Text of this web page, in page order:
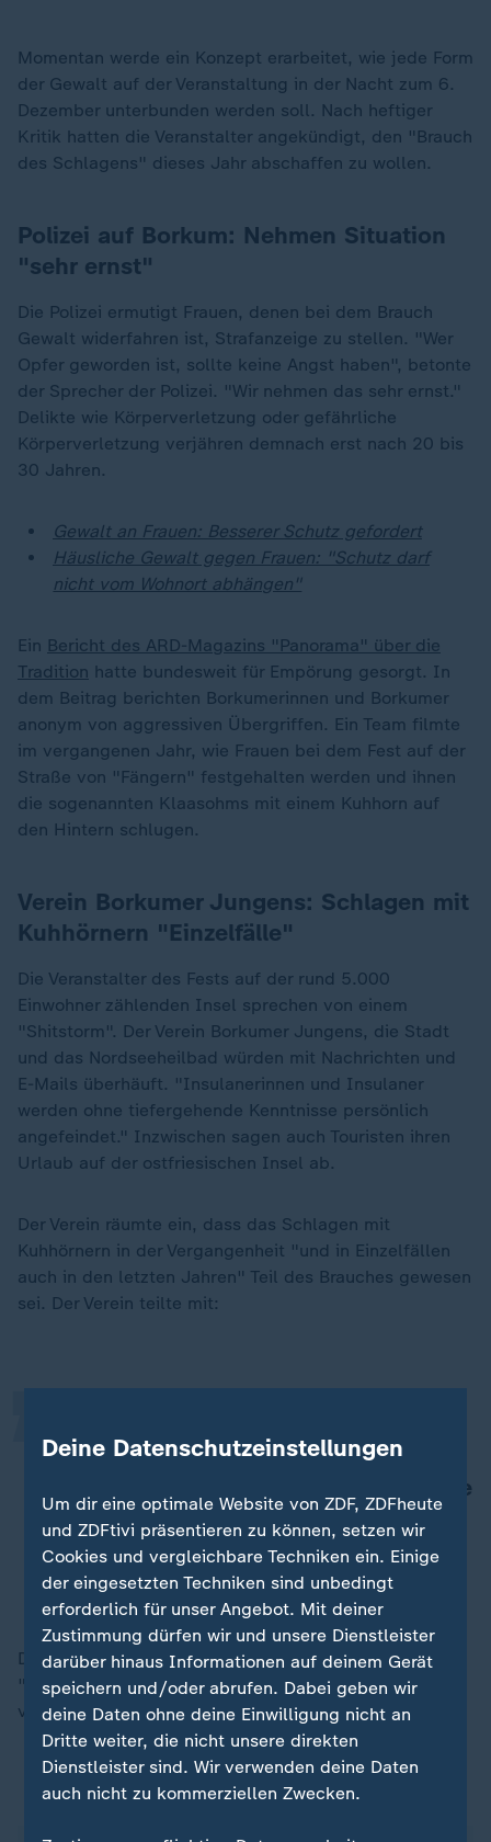
Momentan werde ein Konzept erarbeitet, wie jede Form
der Gewalt auf der Veranstaltung in der Nacht zum 6.
Dezember unterbunden werden soll. Nach heftiger
Kritik hatten die Veranstalter angekündigt, den "Brauch
des Schlagens" dieses Jahr abschaffen zu wollen.
Polizei auf Borkum: Nehmen Situation
"sehr ernst"
Die Polizei ermutigt Frauen, denen bei dem Brauch
Gewalt widerfahren ist, Strafanzeige zu stellen. "Wer
Opfer geworden ist, sollte keine Angst haben", betonte
der Sprecher der Polizei. "Wir nehmen das sehr ernst."
Delikte wie Körperverletzung oder gefährliche
Körperverletzung verjähren demnach erst nach 20 bis
30 Jahren.
Gewalt an Frauen: Besserer Schutz gefordert
Häusliche Gewalt gegen Frauen: "Schutz darf
nicht vom Wohnort abhängen"
Ein Bericht des ARD-Magazins "Panorama" über die
Tradition hatte bundesweit für Empörung gesorgt. In
dem Beitrag berichten Borkumerinnen und Borkumer
anonym von aggressiven Übergriffen. Ein Team filmte
im vergangenen Jahr, wie Frauen bei dem Fest auf der
Straße von "Fängern" festgehalten werden und ihnen
die sogenannten Klaasohms mit einem Kuhhorn auf
den Hintern schlugen.
Verein Borkumer Jungens: Schlagen mit
Kuhhörnern "Einzelfälle"
Die Veranstalter des Fests auf der rund 5.000
Einwohner zählenden Insel sprechen von einem
"Shitstorm". Der Verein Borkumer Jungens, die Stadt
und das Nordseeheilbad würden mit Nachrichten und
E-Mails überhäuft. "Insulanerinnen und Insulaner
werden ohne tiefergehende Kenntnisse persönlich
angefeindet." Inzwischen sagen auch Touristen ihren
Urlaub auf der ostfriesischen Insel ab.
Der Verein räumte ein, dass das Schlagen mit
Kuhhörnern in der Vergangenheit "und in Einzelfällen
auch in den letzten Jahren" Teil des Brauches gewesen
sei. Der Verein teilte mit:
von jeder Form der Gewalt gegen
Frauen und entschuldigen uns für die
historisch gewachsenen Handlungen
vergangener Jahre.
„
Verein Borkumer Jungens
Dieser Teil der Tradition habe jedoch nie den Kern des
"Fests für die ganze Insel" ausgemacht und sei in den
vergangenen Jahren "fast gar nicht mehr" erfolgt.
Die Tradition "Klaasohm" ...
Deine Datenschutzeinstellungen
Um dir eine optimale Website von ZDF, ZDFheute
und ZDFtivi präsentieren zu können, setzen wir
Cookies und vergleichbare Techniken ein. Einige
der eingesetzten Techniken sind unbedingt
erforderlich für unser Angebot. Mit deiner
Zustimmung dürfen wir und unsere Dienstleister
darüber hinaus Informationen auf deinem Gerät
speichern und/oder abrufen. Dabei geben wir
deine Daten ohne deine Einwilligung nicht an
Dritte weiter, die nicht unsere direkten
Dienstleister sind. Wir verwenden deine Daten
auch nicht zu kommerziellen Zwecken.